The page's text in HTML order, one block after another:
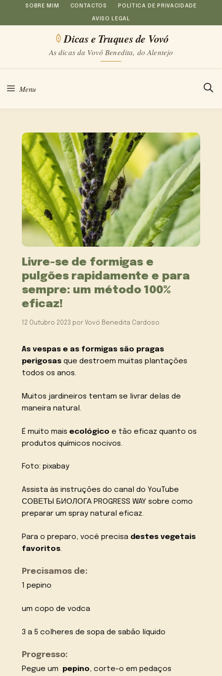
Saltar
para
conteúdo
SOBRE MIM CONTACTOS POLÍTICA DE PRIVACIDADE
AVISO LEGAL
Dicas e Truques de Vovó
As dicas da Vovó Benedita, do Alentejo
Menu
Livre-se de formigas e
pulgões rapidamente e para
sempre: um método 100%
eficaz!
12 Outubro 2023 por Vovó Benedita Cardoso
As vespas e as formigas são pragas
perigosas que destroem muitas plantações
todos os anos.
Muitos jardineiros tentam se livrar delas de
maneira natural.
É muito maisecológico e tão eficaz quanto os
produtos químicos nocivos.
Foto: pixabay
Assista às instruções do canal do YouTube
СОВЕТЫ БИОЛОГА PROGRESS WAY sobre como
preparar um spray natural eficaz.
Para o preparo, você precisa destes vegetais
favoritos.
Precisamos de:
1 pepino
um copo de vodca
3 a 5 colheres de sopa de sabão líquido
Progresso:
Pegue um pepino, corte-o em pedaços